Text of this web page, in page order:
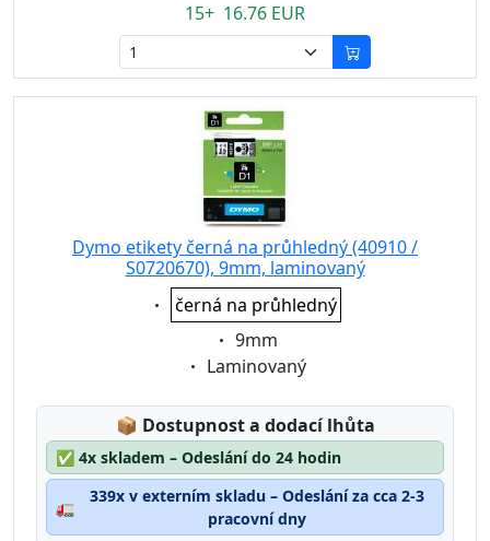
15+ 16.76 EUR
Dymo etikety černá na průhledný (40910 /
S0720670), 9mm, laminovaný
Eigenschaft:
černá na průhledný
Eigenschaft:
9mm
Eigenschaft:
Laminovaný
📦 Lagerstatus:
Dostupnost a dodací lhůta
✅ 4x skladem – Odeslání do 24 hodin
🚛
339x v externím skladu – Odeslání za cca 2-3
pracovní dny